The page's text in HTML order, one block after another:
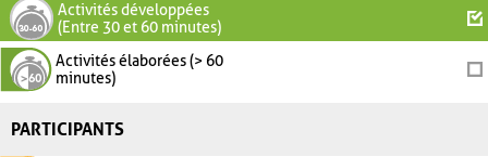
Activités développées
(Entre 30 et 60 minutes)
Activités élaborées (> 60
minutes)
PARTICIPANTS